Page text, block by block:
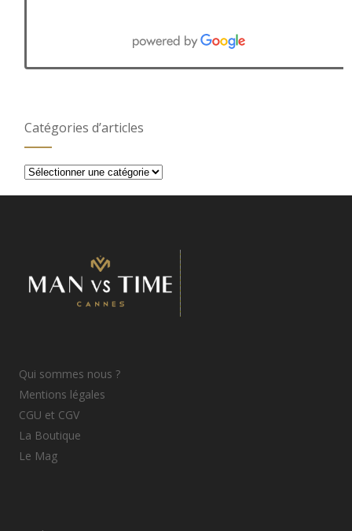
Catégories d’articles
Catégories
Qui sommes nous ?
Mentions légales
CGU et CGV
La Boutique
Le Mag